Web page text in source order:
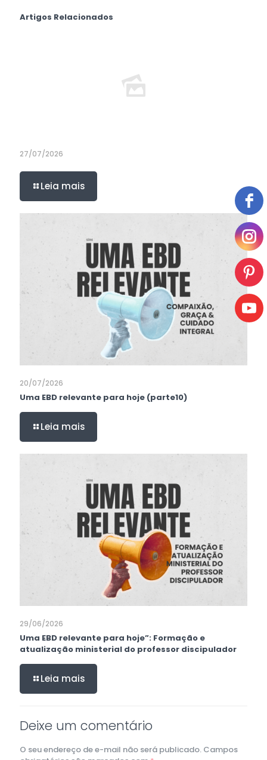
Artigos Relacionados
27/07/2026
Leia mais
20/07/2026
Uma EBD relevante para hoje (parte10)
Leia mais
29/06/2026
Uma EBD relevante para hoje”: Formação e
atualização ministerial do professor discipulador
Leia mais
Deixe um comentário
O seu endereço de e-mail não será publicado. Campos